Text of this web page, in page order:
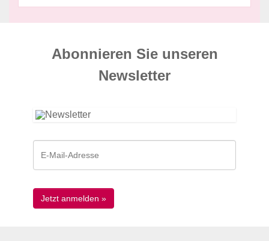
Abonnieren Sie unseren
News­letter